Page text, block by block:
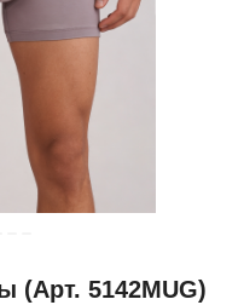
(Арт. 5142MUG)